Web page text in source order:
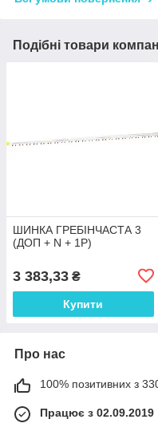
Подібні товари
ШИНКА ГРЕБІНЧАСТА 3
(ДОП + N + 1P)
3 383,33 ₴
Купити
Про нас
100% позитивних з 330
Працює з 02.09.2019